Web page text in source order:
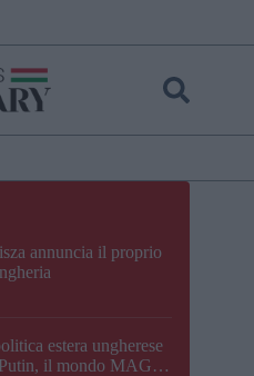
annuncia il proprio
estera ungherese
il mondo MAGA,